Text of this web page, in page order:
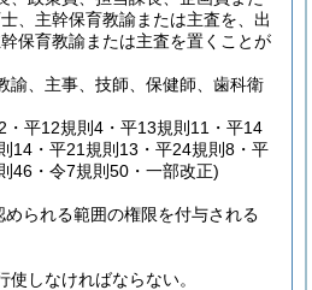
、主幹保育教諭または主査を、出
保育教諭または主査を置くことが
諭、主事、技師、保健師、歯科衛
平12規則4・平13規則11・平14
14・平21規則13・平24規則8・平
46・令7規則50・一部改正)
られる範囲の権限を付与される
しなければならない。